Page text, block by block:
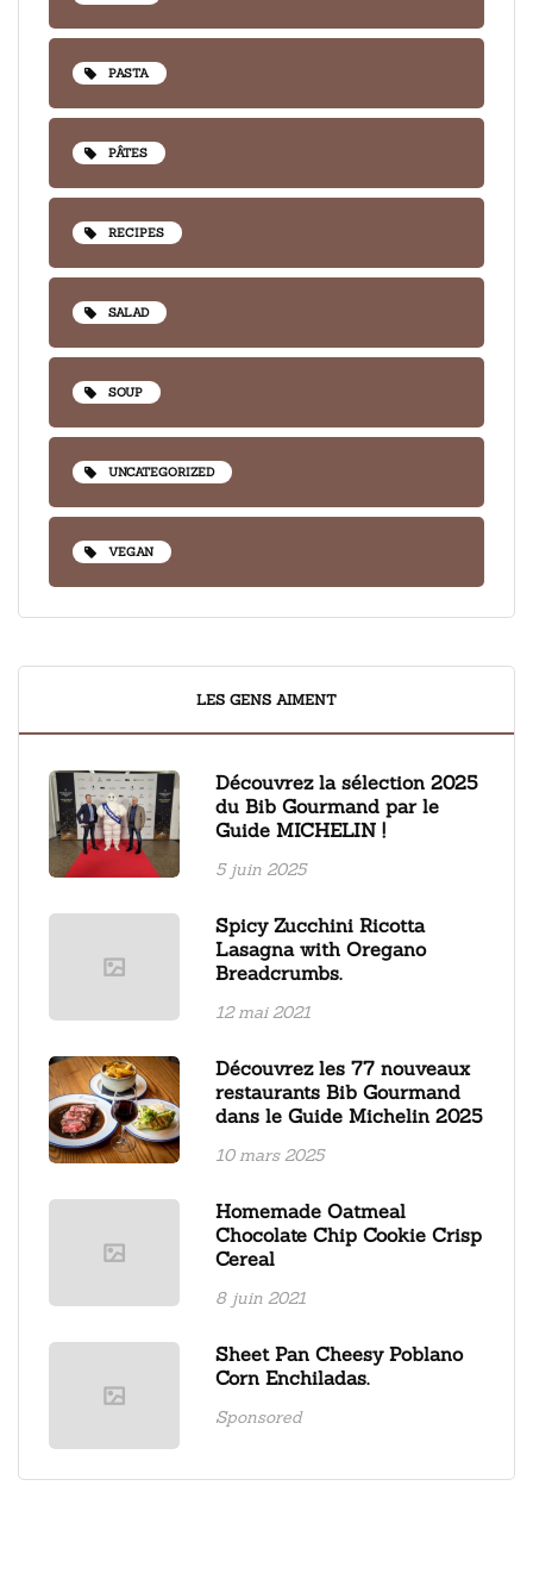
PASTA
PÂTES
RECIPES
SALAD
SOUP
UNCATEGORIZED
VEGAN
LES GENS AIMENT
Découvrez la sélection 2025
du Bib Gourmand par le
Guide MICHELIN !
5 juin 2025
Spicy Zucchini Ricotta
Lasagna with Oregano
Breadcrumbs.
12 mai 2021
Découvrez les 77 nouveaux
restaurants Bib Gourmand
dans le Guide Michelin 2025
10 mars 2025
Homemade Oatmeal
Chocolate Chip Cookie Crisp
Cereal
8 juin 2021
Sheet Pan Cheesy Poblano
Corn Enchiladas.
Sponsored